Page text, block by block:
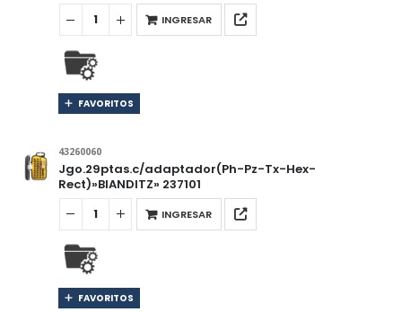
INGRESAR
FAVORITOS
43260060
Jgo.29ptas.c/adaptador(Ph-Pz-Tx-Hex-
Rect)»BIANDITZ» 237101
INGRESAR
FAVORITOS